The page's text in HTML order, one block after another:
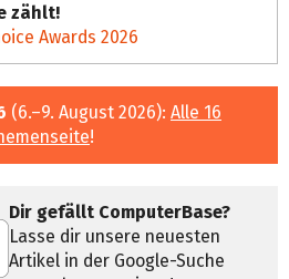
zählt!
Awards 2026
(6.–9. August 2026): Alle 16
!
Dir gefällt ComputerBase?
Lasse dir unsere neuesten
Artikel in der Google-Suche